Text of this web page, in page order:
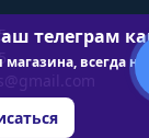
телеграм
всегда